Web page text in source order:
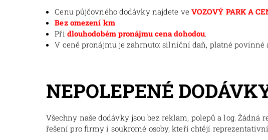
Cenu půjčovného dodávky najdete ve VOZOVÝ PARK A
Bez omezení km.
Při dlouhodobém pronájmu cena dohodou.
V ceně pronájmu je zahrnuto: silniční daň, platné
NEPOLEPENÉ
Všechny naše dodávky jsou bez reklam, polepů a log.
řešení pro firmy i soukromé osoby, kteří chtějí